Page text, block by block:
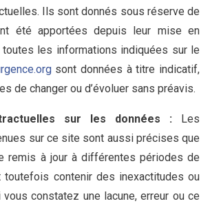
Ils sont donnés sous réserve de
été apportées depuis leur mise en
toutes les informations indiquées sur le
sont données à titre indicatif,
de changer ou d’évoluer sans préavis.
sur les données : Les
sur ce site sont aussi précises que
remis à jour à différentes périodes de
toutefois contenir des inexactitudes ou
constatez une lacune, erreur ou ce